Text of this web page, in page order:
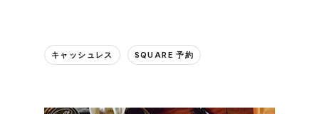
キャッシュレス SQUARE 予約